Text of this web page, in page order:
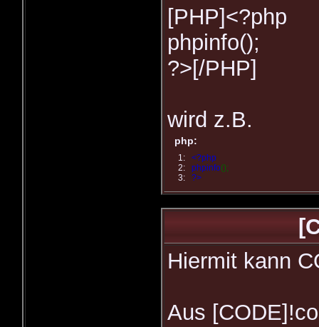
[PHP]<?php
phpinfo();
?>[/PHP]
wird z.B.
php:
1:
2:
3:
<?php
phpinfo();
?>
Hiermit kann
Aus